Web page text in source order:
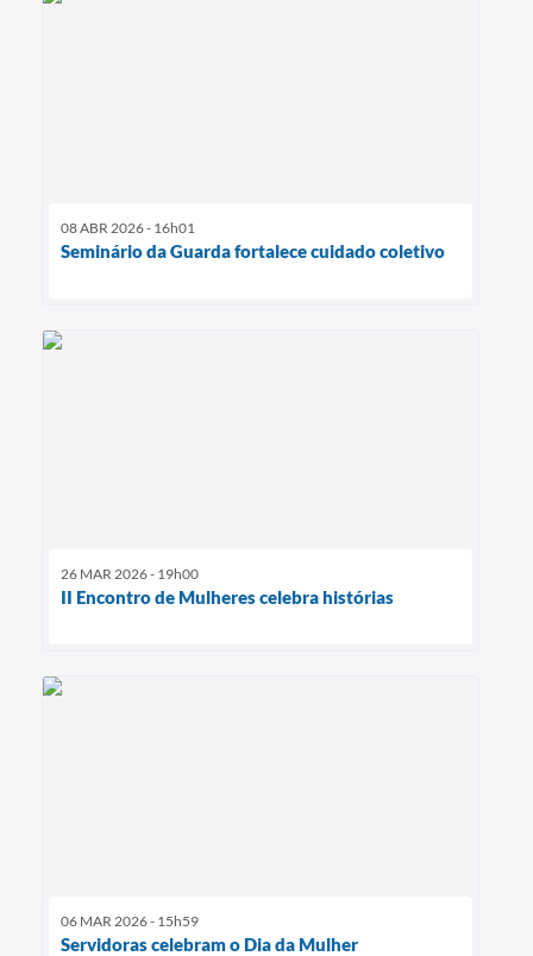
08 ABR 2026 - 16h01
Seminário da Guarda fortalece cuidado coletivo
26 MAR 2026 - 19h00
II Encontro de Mulheres celebra histórias
06 MAR 2026 - 15h59
Servidoras celebram o Dia da Mulher